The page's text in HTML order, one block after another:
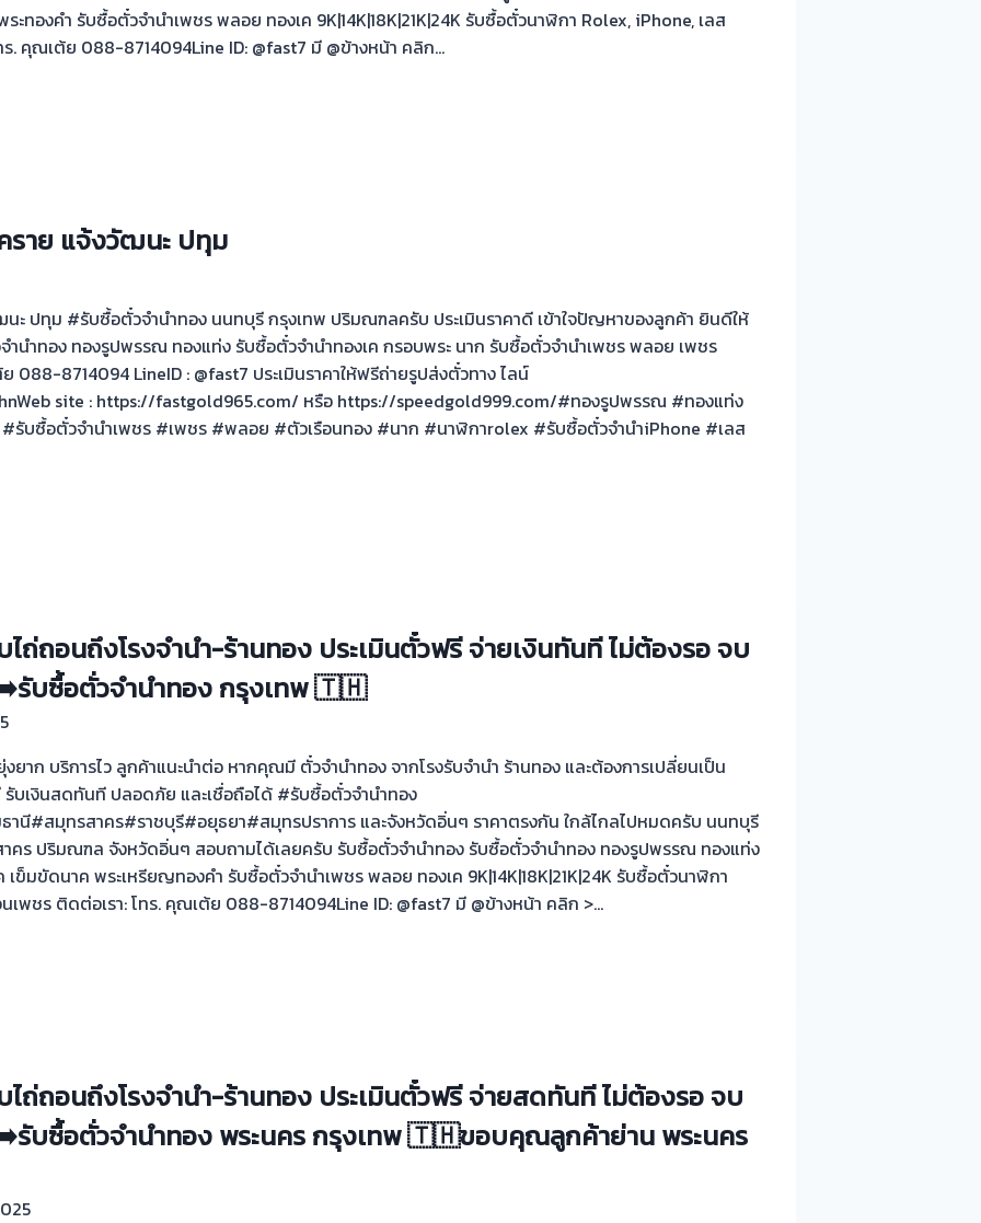
ะทองคำ รับซื้อตั๋วจำนำเพชร พลอย ทองเค 9K|14K|18K|21K|24K รับซื้อตั๋วนาฬิกา Rolex, iPhone, เลส
. คุณเต้ย 088-8714094Line ID: @fast7 มี @ข้างหน้า คลิก…
ราย แจ้งวัฒนะ ปทุม
นะ ปทุม #รับซื้อตั๋วจำนำทอง นนทบุรี กรุงเทพ ปริมณฑลครับ ประเมินราคาดี เข้าใจปัญหาของลูกค้า ยินดีให้
นำทอง ทองรูปพรรณ ทองแท่ง รับซื้อตั๋วจำนำทองเค กรอบพระ นาก รับซื้อตั๋วจำนำเพชร พลอย เพชร
088-8714094 LineID : @fast7 ประเมินราคาให้ฟรีถ่ายรูปส่งตั๋วทาง ไลน์
site : https://fastgold965.com/ หรือ https://speedgold999.com/#ทองรูปพรรณ #ทองแท่ง
รับซื้อตั๋วจำนำเพชร #เพชร #พลอย #ตัวเรือนทอง #นาก #นาฬิกาrolex #รับซื้อตั๋วจำนำiPhone #เลส
ถ่ถอนถึงโรงจำนำ-ร้านทอง ประเมินตั๋วฟรี จ่ายเงินทันที ไม่ต้องรอ จบ
รับซื้อตั่วจำนำทอง กรุงเทพ 🇹🇭
ยาก บริการไว ลูกค้าแนะนำต่อ หากคุณมี ตั๋วจำนำทอง จากโรงรับจำนำ ร้านทอง และต้องการเปลี่ยนเป็น
รับเงินสดทันที ปลอดภัย และเชื่อถือได้ #รับซื้อตั๋วจำนำทอง
#สมุทรสาคร#ราชบุรี#อยุธยา#สมุทรปราการ และจังหวัดอิ่นๆ ราคาตรงกัน ใกล้ไกลไปหมดครับ นนทบุรี
คร ปริมณฑล จังหวัดอิ่นๆ สอบถามได้เลยครับ รับซื้อตั๋วจำนำทอง รับซื้อตั๋วจำนำทอง ทองรูปพรรณ ทองแท่ง
ข็มขัดนาค พระเหรียญทองคำ รับซื้อตั๋วจำนำเพชร พลอย ทองเค 9K|14K|18K|21K|24K รับซื้อตั๋วนาฬิกา
เพชร ติดต่อเรา: โทร. คุณเต้ย 088-8714094Line ID: @fast7 มี @ข้างหน้า คลิก >…
ถ่ถอนถึงโรงจำนำ-ร้านทอง ประเมินตั๋วฟรี จ่ายสดทันที ไม่ต้องรอ จบ
รับซื้อตั่วจำนำทอง พระนคร กรุงเทพ 🇹🇭ขอบคุณลูกค้าย่าน พระนคร